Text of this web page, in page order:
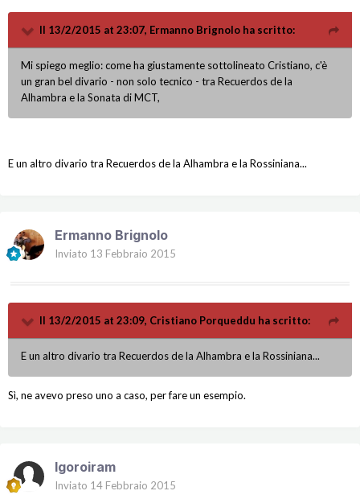
Il 13/2/2015 at 23:07, Ermanno Brignolo ha scritto:
Mi spiego meglio: come ha giustamente sottolineato Cristiano, c'è
un gran bel divario - non solo tecnico - tra Recuerdos de la
Alhambra e la Sonata di MCT,
E un altro divario tra Recuerdos de la Alhambra e la Rossiniana...
Ermanno Brignolo
Inviato 13 Febbraio 2015
Il 13/2/2015 at 23:09, Cristiano Porqueddu ha scritto:
E un altro divario tra Recuerdos de la Alhambra e la Rossiniana...
Sì, ne avevo preso uno a caso, per fare un esempio.
Igoroiram
Inviato 14 Febbraio 2015